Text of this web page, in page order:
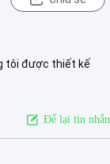
tôi được thiết kế
Để lại tin nhắn.